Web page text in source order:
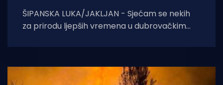
ŠIPANSKA LUKA/JAKLJAN - Sjećam se nekih
za prirodu ljepših vremena u dubrovačkim
svom